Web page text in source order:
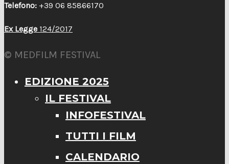
Telefono: +39 06 85866170
Ex Legge 124/2017
© MEDFILM FESTIVAL
EDIZIONE 2025
IL FESTIVAL
INFOFESTIVAL
TUTTI I FILM
CALENDARIO